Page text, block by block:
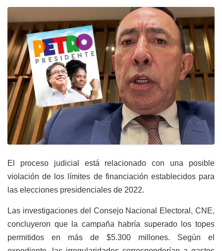
El proceso judicial está relacionado con una posible
violación de los límites de financiación establecidos para
las elecciones presidenciales de 2022.
Las investigaciones del Consejo Nacional Electoral, CNE,
concluyeron que la campaña habría superado los topes
permitidos en más de $5.300 millones. Según el